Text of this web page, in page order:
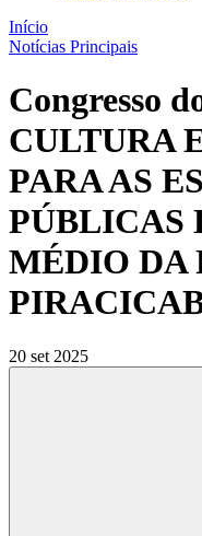
Início
Notícias Principais
Congresso
CULTURA
PARA AS
PÚBLICAS
MÉDIO DA
20 set 2025